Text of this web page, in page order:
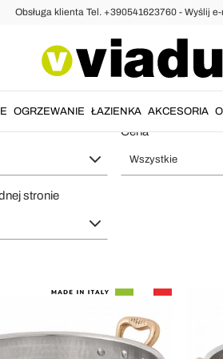
Obsługa klienta Tel. +390541623760 - Wyślij
OGRZEWANIE ŁAZIENKA AKCESORIA
i Garnki ze Stali
Cena
Wszystkie
stronie